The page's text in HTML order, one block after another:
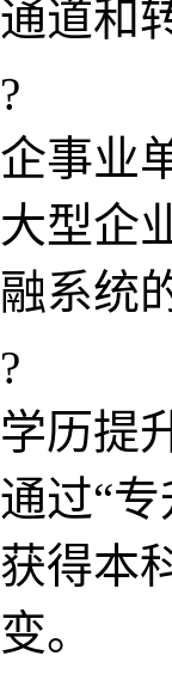
通道和
?
企事业
大型企
融系统​
?
学历提
通过“
获得​本
变。